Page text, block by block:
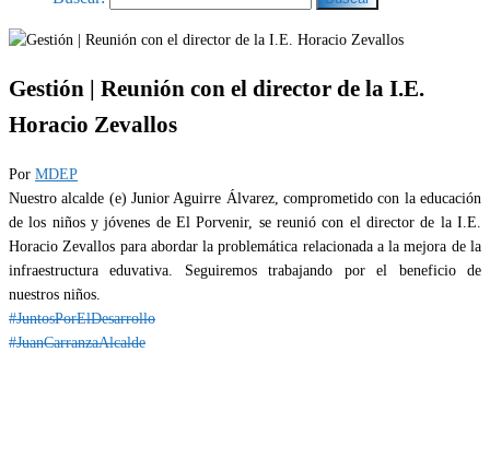
Gestión | Reunión con el director de la I.E.
Horacio Zevallos
Por MDEP
Nuestro alcalde (e) Junior Aguirre Álvarez, comprometido con la educación
de los niños y jóvenes de El Porvenir, se reunió con el director de la I.E.
Horacio Zevallos para abordar la problemática relacionada a la mejora de la
infraestructura eduvativa. Seguiremos trabajando por el beneficio de
nuestros niños.
#JuntosPorElDesarrollo
#JuanCarranzaAlcalde